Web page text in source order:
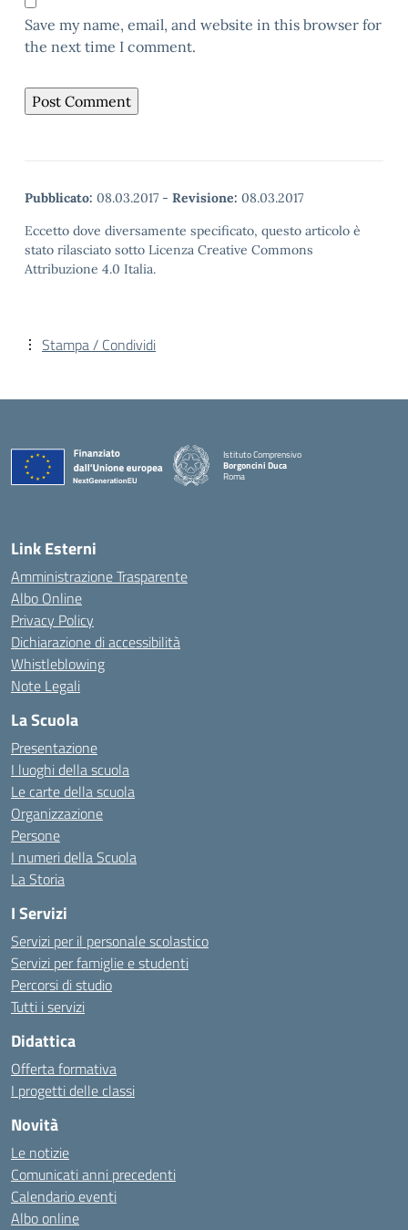
Save my name, email, and website in this browser for
the next time I comment.
Pubblicato: 08.03.2017 - Revisione: 08.03.2017
Eccetto dove diversamente specificato, questo articolo è
stato rilasciato sotto Licenza Creative Commons
Attribuzione 4.0 Italia.
Stampa / Condividi
Istituto Comprensivo
Borgoncini Duca
Roma
Link Esterni
Amministrazione Trasparente
Albo Online
Privacy Policy
Dichiarazione di accessibilità
Whistleblowing
Note Legali
La Scuola
Presentazione
I luoghi della scuola
Le carte della scuola
Organizzazione
Persone
I numeri della Scuola
La Storia
I Servizi
Servizi per il personale scolastico
Servizi per famiglie e studenti
Percorsi di studio
Tutti i servizi
Didattica
Offerta formativa
I progetti delle classi
Novità
Le notizie
Comunicati anni precedenti
Calendario eventi
Albo online